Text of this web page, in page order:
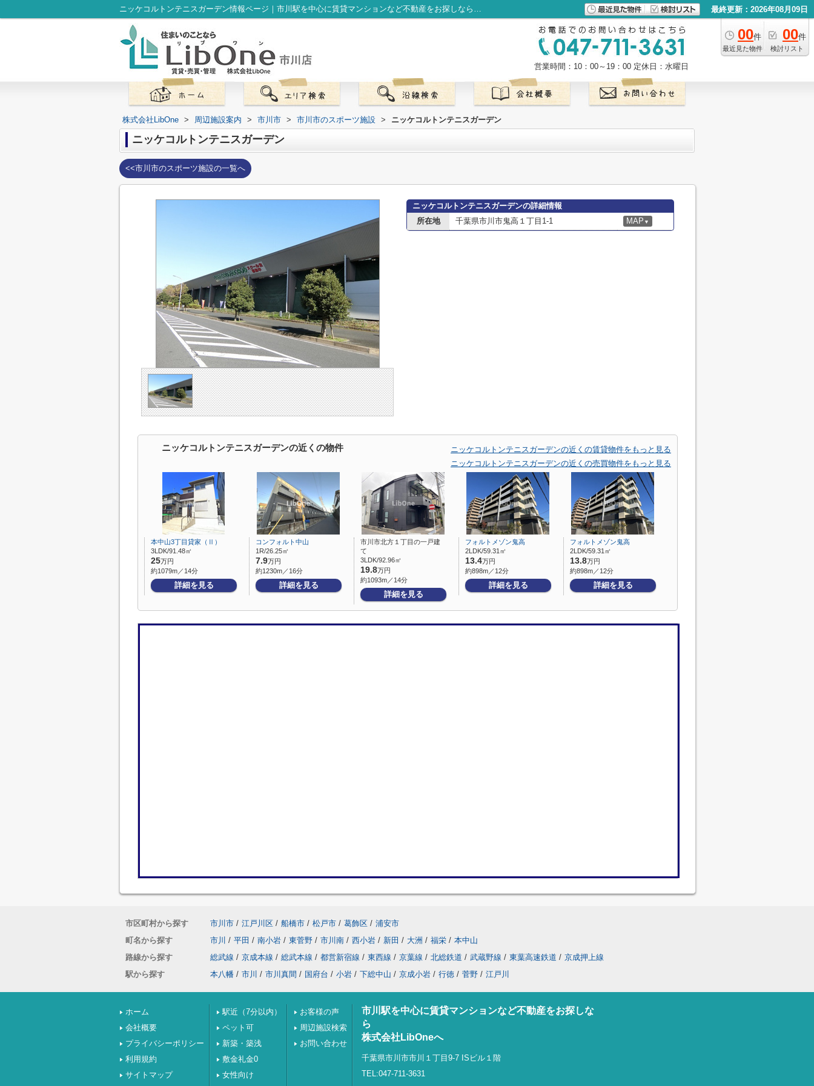
ニッケコルトンテニスガーデン情報ページ｜市川駅を中心に賃貸マンションなど不動産をお探しなら株式会社LibOneへ 最終更新：2026年08月09日
00件
最近見た物件
00件
検討リスト
営業時間：10：00～19：00 定休日：水曜日
株式会社LibOne > 周辺施設案内 > 市川市 > 市川市のスポーツ施設 > ニッケコルトンテニスガーデン
ニッケコルトンテニスガーデン
<<市川市のスポーツ施設の一覧へ
ニッケコルトンテニスガーデンの詳細情報
所在地
千葉県市川市鬼高１丁目1-1 MAP ▼
ニッケコルトンテニスガーデンの近くの物件
ニッケコルトンテニスガーデンの近くの賃貸物件をもっと見る
ニッケコルトンテニスガーデンの近くの売買物件をもっと見る
本中山3丁目貸家（Ⅱ）
3LDK/91.48㎡
25万円
約1079m／14分
詳細を見る
コンフォルト中山
1R/26.25㎡
7.9万円
約1230m／16分
詳細を見る
市川市北方１丁目の一戸建
て
3LDK/92.96㎡
19.8万円
約1093m／14分
詳細を見る
フォルトメゾン鬼高
2LDK/59.31㎡
13.4万円
約898m／12分
詳細を見る
フォルトメゾン鬼高
2LDK/59.31㎡
13.8万円
約898m／12分
詳細を見る
市区町村から探す 市川市 / 江戸川区 / 船橋市 / 松戸市 / 葛飾区 / 浦安市
町名から探す
市川 / 平田 / 南小岩 / 東菅野 / 市川南 / 西小岩 / 新田 / 大洲 / 福栄 / 本中山
路線から探す
総武線 / 京成本線 / 総武本線 / 都営新宿線 / 東西線 / 京葉線 / 北総鉄道 / 武蔵野線 / 東葉高速鉄道 / 京成押上線
駅から探す
本八幡 / 市川 / 市川真間 / 国府台 / 小岩 / 下総中山 / 京成小岩 / 行徳 / 菅野 / 江戸川
ホーム
会社概要
プライバシーポリシー
利用規約
サイトマップ
駅近（7分以内）
ペット可
新築・築浅
敷金礼金0
女性向け
お客様の声
周辺施設検索
お問い合わせ
市川駅を中心に賃貸マンションなど不動産をお探しな
ら
株式会社LibOneへ
千葉県市川市市川１丁目9-7 ISビル１階
TEL:047-711-3631